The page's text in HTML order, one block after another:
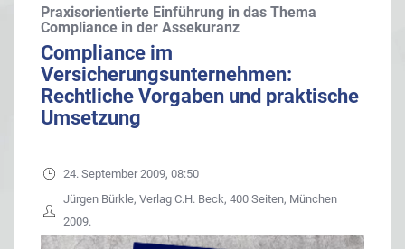
Praxisorientierte Einführung in das Thema
Compliance in der Assekuranz
Compliance im
Versicherungsunternehmen:
Rechtliche Vorgaben und praktische
Umsetzung
24. September 2009, 08:50
Jürgen Bürkle, Verlag C.H. Beck, 400 Seiten, München
2009.